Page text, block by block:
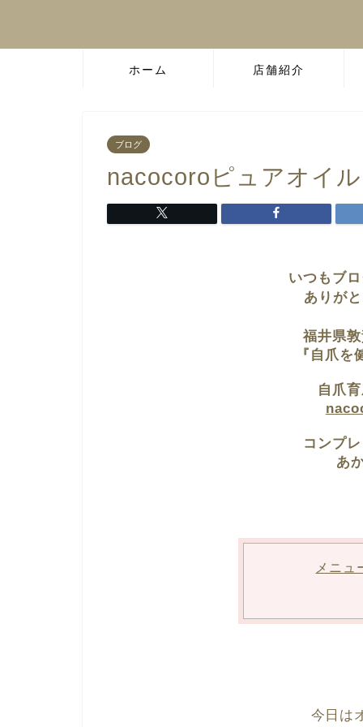
ホーム 店舗紹介
ブログ
nacocoroピュアオイル
いつもブ
ありが
福井県
『自爪を
自爪
コンプ
あ
メニュ
今日は